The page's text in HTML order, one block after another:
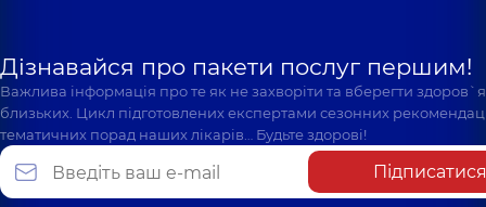
Дізнавайся про пакети послуг першим!
Важлива інформація про те як не захворіти та вберегти
близьких. Цикл підготовлених експертами сезонних
тематичних порад наших лікарів… Будьте здорові!
Підписатися